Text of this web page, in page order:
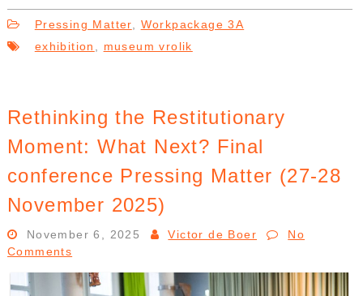
Pressing Matter, Workpackage 3A
exhibition , museum vrolik
Rethinking the Restitutionary
Moment: What Next? Final
conference Pressing Matter (27-28
November 2025)
November 6, 2025 Victor de Boer
No
Comments